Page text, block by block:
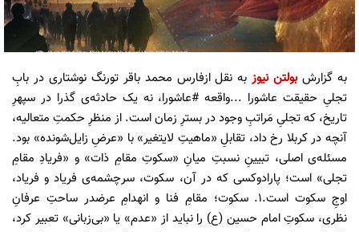
به گزارشبولتن نیوزبه نقل ازفارس محمد باقر تورنگ نوشتاری در بابِ
تجلیِ حقیقت عاشورا ...واقعه #عاشورا، نه یک حادثه‌ی گذرا در سپهرِ
تاریخ، که تجلیِ مَراتبِ وجود در بسترِ زمان است. از منظرِ حکمتِ متعالیه،
آنچه در کربلا رخ داد، تقابلِ «ماهیتِ لایتغیر» با «عرضِ زایل‌شونده» بود.
مسئله‌ی اصلی، تبیینِ نسبتِ میانِ «سکوتِ مقامِ ذات» و «فریادِ مقامِ
تجلی» است؛ پارادوکسی که در آن، سکوت، سرچشمه‌ی فریاد و فریاد،
اوجِ سکوت است.۱. سکوت؛ مقامِ فنا و انهدامِ عرضدر ساحتِ عرفانِ
نظری، سکوتِ امام حسین (ع) را نباید از «عدم» یا «بی‌زبانی» تعبیر کرد،